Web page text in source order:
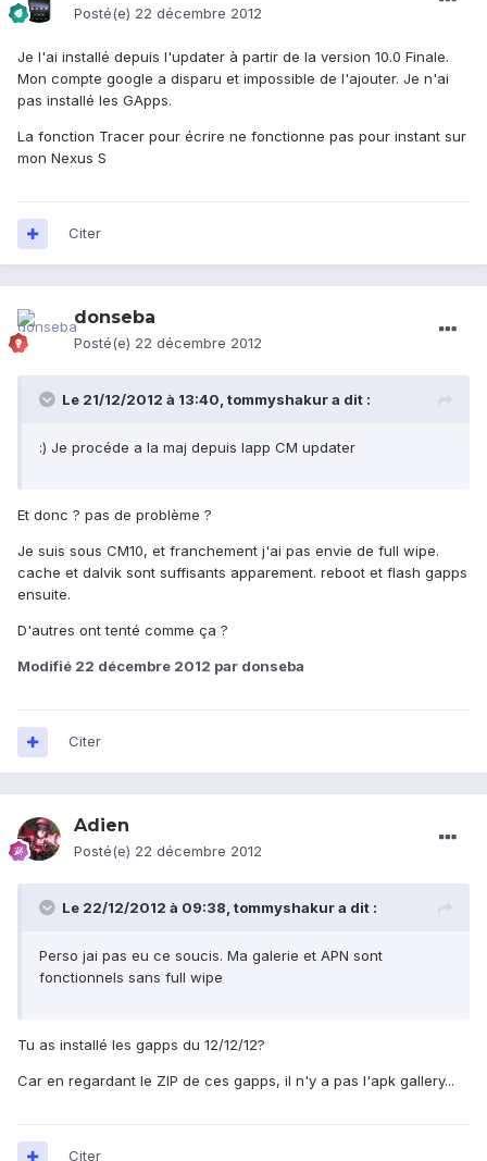
Posté(e) 22 décembre 2012
Je l'ai installé depuis l'updater à partir de la version 10.0 Finale.
Mon compte google a disparu et impossible de l'ajouter. Je n'ai
pas installé les GApps.
La fonction Tracer pour écrire ne fonctionne pas pour instant sur
mon Nexus S
Citer
donseba
Posté(e) 22 décembre 2012
Le 21/12/2012 à 13:40, tommyshakur a dit :
:) Je procéde a la maj depuis lapp CM updater
Et donc ? pas de problème ?
Je suis sous CM10, et franchement j'ai pas envie de full wipe.
cache et dalvik sont suffisants apparement. reboot et flash gapps
ensuite.
D'autres ont tenté comme ça ?
Modifié 22 décembre 2012 par donseba
Citer
Adien
Posté(e) 22 décembre 2012
Le 22/12/2012 à 09:38, tommyshakur a dit :
Perso jai pas eu ce soucis. Ma galerie et APN sont
fonctionnels sans full wipe
Tu as installé les gapps du 12/12/12?
Car en regardant le ZIP de ces gapps, il n'y a pas l'apk gallery...
Citer